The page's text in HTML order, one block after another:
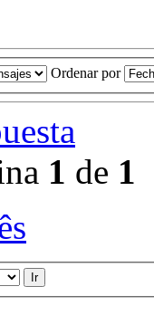
Ordenar por
1 de 1